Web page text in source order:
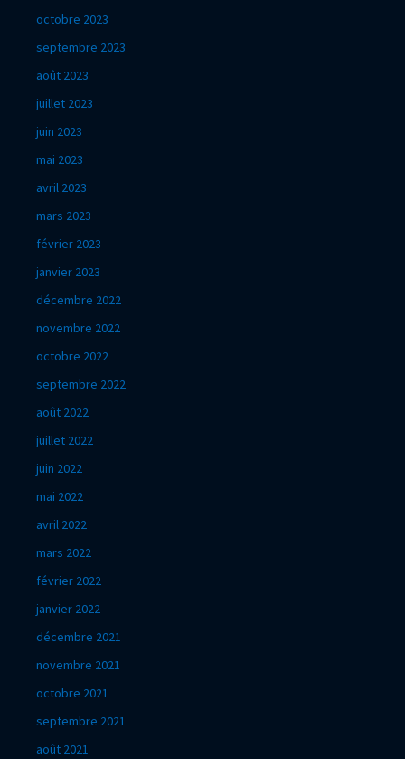
octobre 2023
septembre 2023
août 2023
juillet 2023
juin 2023
mai 2023
avril 2023
mars 2023
février 2023
janvier 2023
décembre 2022
novembre 2022
octobre 2022
septembre 2022
août 2022
juillet 2022
juin 2022
mai 2022
avril 2022
mars 2022
février 2022
janvier 2022
décembre 2021
novembre 2021
octobre 2021
septembre 2021
août 2021